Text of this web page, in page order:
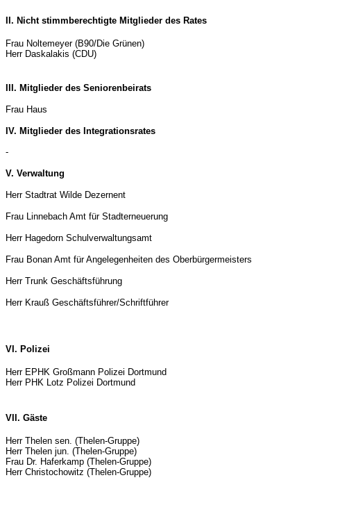
II. Nicht stimmberechtigte Mitglieder des Rates
Frau Noltemeyer (B90/Die Grünen)
Herr Daskalakis (CDU)
III. Mitglieder des Seniorenbeirats
Frau Haus
IV. Mitglieder des Integrationsrates
-
V. Verwaltung
Herr Stadtrat Wilde Dezernent
Frau Linnebach Amt für Stadterneuerung
Herr Hagedorn Schulverwaltungsamt
Frau Bonan Amt für Angelegenheiten des Oberbürgermeisters
Herr Trunk Geschäftsführung
Herr Krauß Geschäftsführer/Schriftführer
VI. Polizei
Herr EPHK Großmann Polizei Dortmund
Herr PHK Lotz Polizei Dortmund
VII. Gäste
Herr Thelen sen. (Thelen-Gruppe)
Herr Thelen jun. (Thelen-Gruppe)
Frau Dr. Haferkamp (Thelen-Gruppe)
Herr Christochowitz (Thelen-Gruppe)